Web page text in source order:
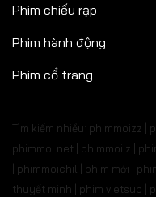
Phim chiếu rạp
Phim hành động
Phim cổ trang
Tìm kiếm nhiều: phimmoizz |
phimmoi net | phimmoi.z |
| phimmoichil | phim mới |
thuyết minh | phim vietsub |